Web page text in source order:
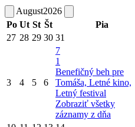
August2026
Po Ut St Št Pia
27 28 29 30 31
3 4 5 6
7
1
Benefičný beh pre
Tomáša, Letné kino,
Letný festival
Zobraziť všetky
záznamy z dňa